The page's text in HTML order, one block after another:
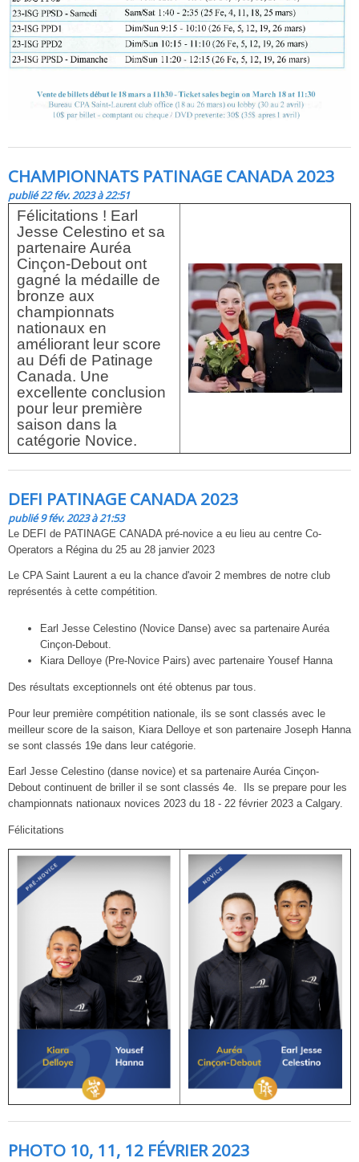
CHAMPIONNATS PATINAGE CANADA 2023
publié 22 fév. 2023 à 22:51
Félicitations ! Earl
Jesse Celestino et sa
partenaire Auréa
Cinçon-Debout ont
gagné la médaille de
bronze aux
championnats
nationaux en
améliorant leur score
au Défi de Patinage
Canada. Une
excellente conclusion
pour leur première
saison dans la
catégorie Novice.
DEFI PATINAGE CANADA 2023
publié 9 fév. 2023 à 21:53
Le DEFI de PATINAGE CANADA pré-novice a eu lieu au centre Co-
Operators a Régina du 25 au 28 janvier 2023
Le CPA Saint Laurent a eu la chance d'avoir 2 membres de notre club
représentés à cette compétition.
Earl Jesse Celestino (Novice Danse) avec sa partenaire Auréa
Cinçon-Debout.
Kiara Delloye (Pre-Novice Pairs) avec partenaire Yousef Hanna
Des résultats exceptionnels ont été obtenus par tous.
Pour leur première compétition nationale, ils se sont classés avec le
meilleur score de la saison, Kiara Delloye et son partenaire Joseph Hanna
se sont classés 19e dans leur catégorie.
Earl Jesse Celestino (danse novice) et sa partenaire Auréa Cinçon-
Debout continuent de briller il se sont classés 4e. Ils se prepare pour les
championnats nationaux novices 2023 du 18 - 22 février 2023 a Calgary.
Félicitations
PHOTO 10, 11, 12 FÉVRIER 2023